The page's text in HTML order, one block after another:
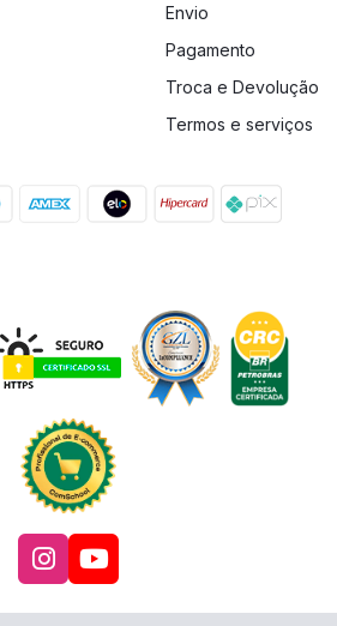
Envio
Pagamento
Troca e Devolução
Termos e serviços
Acesse nosso
Acesse nosso